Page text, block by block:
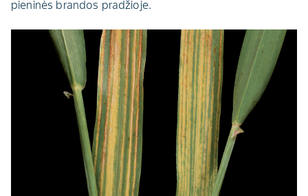
pieninės brandos pradžioje.